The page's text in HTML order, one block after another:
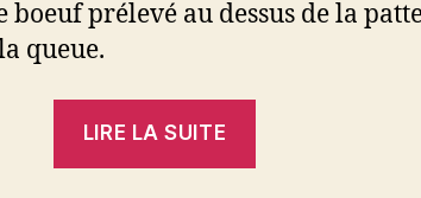
boeuf prélevé au dessus de la
queue.
LIRE LA SUITE